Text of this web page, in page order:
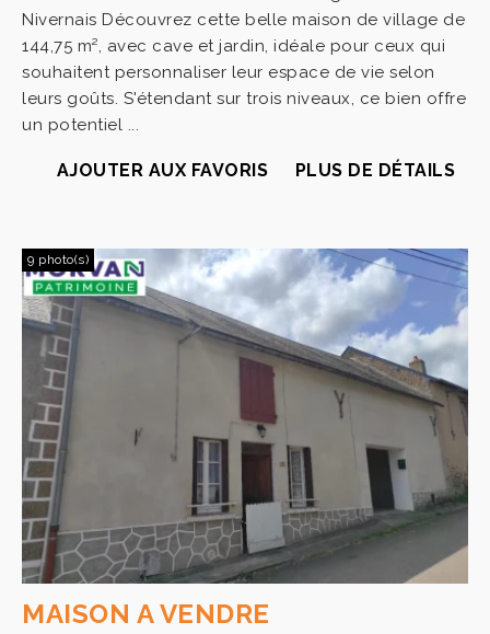
Nivernais Découvrez cette belle maison de village de
144,75 m², avec cave et jardin, idéale pour ceux qui
souhaitent personnaliser leur espace de vie selon
leurs goûts. S'étendant sur trois niveaux, ce bien offre
un potentiel ...
AJOUTER AUX FAVORIS PLUS DE DÉTAILS
9 photo(s)
MAISON A VENDRE